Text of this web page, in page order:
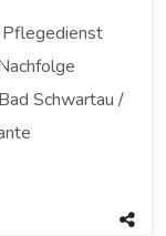
Schwartau /